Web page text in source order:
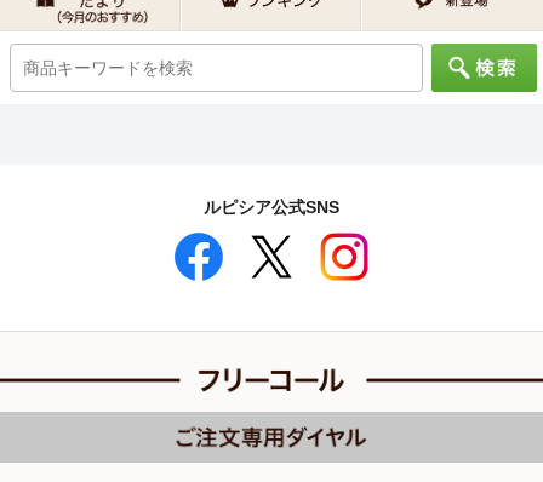
ルピシア公式SNS